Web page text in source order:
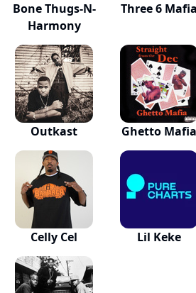
Bone Thugs-N-
Harmony
Three 6 Mafia
Outkast Ghetto Mafia
Celly Cel Lil Keke